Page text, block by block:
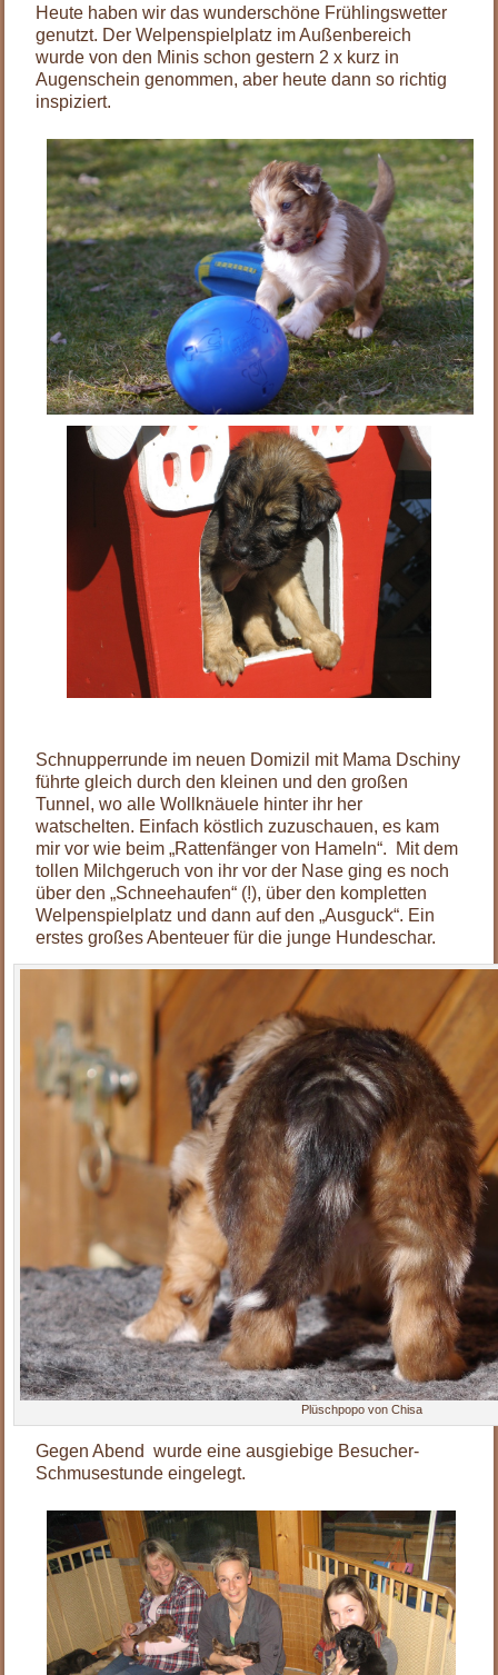
Heute haben wir das wunderschöne Frühlingswetter
genutzt. Der Welpenspielplatz im Außenbereich
wurde von den Minis schon gestern 2 x kurz in
Augenschein genommen, aber heute dann so richtig
inspiziert.
Schnupperrunde im neuen Domizil mit Mama Dschiny
führte gleich durch den kleinen und den großen
Tunnel, wo alle Wollknäuele hinter ihr her
watschelten. Einfach köstlich zuzuschauen, es kam
mir vor wie beim „Rattenfänger von Hameln“. Mit dem
tollen Milchgeruch von ihr vor der Nase ging es noch
über den „Schneehaufen“ (!), über den kompletten
Welpenspielplatz und dann auf den „Ausguck“. Ein
erstes großes Abenteuer für die junge Hundeschar.
Plüschpopo von Chisa
Gegen Abend wurde eine ausgiebige Besucher-
Schmusestunde eingelegt.